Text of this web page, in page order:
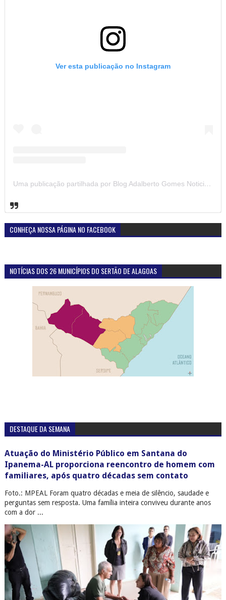
Ver esta publicação no Instagram
Uma publicação partilhada por Blog Adalberto Gomes Noticias (@blogadalbertogomesnoticiass)
CONHEÇA NOSSA PÁGINA NO FACEBOOK
NOTÍCIAS DOS 26 MUNICÍPIOS DO SERTÃO DE ALAGOAS
DESTAQUE DA SEMANA
Atuação do Ministério Público em Santana do
Ipanema-AL proporciona reencontro de homem com
familiares, após quatro décadas sem contato
Foto.: MPEAL Foram quatro décadas e meia de silêncio, saudade e
perguntas sem resposta. Uma família inteira conviveu durante anos
com a dor ...